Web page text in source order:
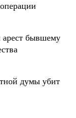
арест бывшему
думы убит